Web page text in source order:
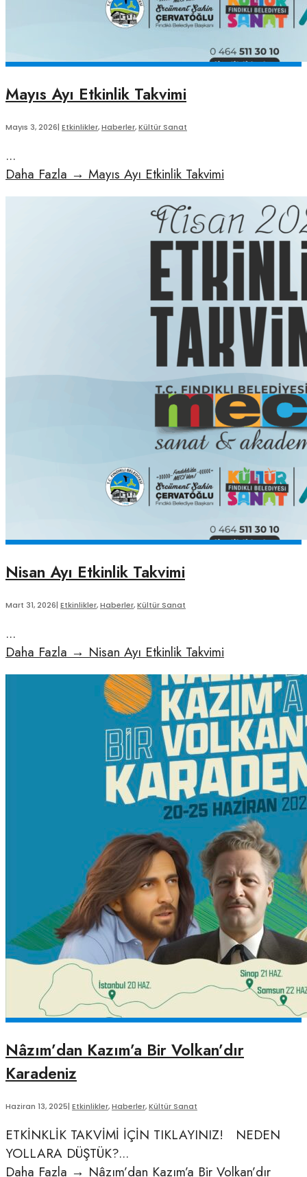
Mayıs Ayı Etkinlik Takvimi
Mayıs 3, 2026| Etkinlikler,Haberler,Kültür Sanat
...
Daha Fazla → Mayıs Ayı Etkinlik Takvimi
Nisan Ayı Etkinlik Takvimi
Mart 31, 2026| Etkinlikler,Haberler,Kültür Sanat
...
Daha Fazla → Nisan Ayı Etkinlik Takvimi
Nâzım’dan Kazım’a Bir Volkan’dır
Karadeniz
Haziran 13, 2025| Etkinlikler,Haberler,Kültür Sanat
ETKİNKLİK TAKVİMİ İÇİN TIKLAYINIZ! NEDEN
YOLLARA DÜŞTÜK?...
Daha Fazla → Nâzım’dan Kazım’a Bir Volkan’dır